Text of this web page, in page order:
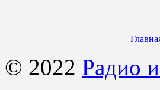
© 2022 Радио